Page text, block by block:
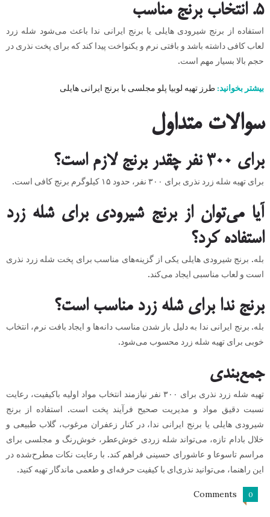
۵. انتخاب برنج مناسب
استفاده از برنج شیرودی هایلی یا برنج ایرانی ندا باعث می‌شود شله زرد
لعاب کافی داشته باشد و بافتی نرم و یکنواخت پیدا کند که برای پخت نذری در
حجم بالا بسیار مهم است.
بیشتر بخوانید: طرز تهیه لوبیا پلو مجلسی با برنج ایرانی هایلی
سوالات متداول
برای ۳۰۰ نفر چقدر برنج لازم است؟
برای تهیه شله زرد نذری برای ۳۰۰ نفر، حدود ۱۵ کیلوگرم برنج کافی است.
آیا می‌توان از برنج شیرودی برای شله زرد
استفاده کرد؟
بله. برنج شیرودی هایلی یکی از گزینه‌های مناسب برای پخت شله زرد نذری
است و لعاب مناسبی ایجاد می‌کند.
برنج ندا برای شله زرد مناسب است؟
بله. برنج ایرانی ندا به دلیل باز شدن مناسب دانه‌ها و ایجاد بافت نرم، انتخاب
خوبی برای تهیه شله زرد محسوب می‌شود.
جمع‌بندی
تهیه شله زرد نذری برای ۳۰۰ نفر نیازمند انتخاب مواد اولیه باکیفیت، رعایت
نسبت دقیق مواد و مدیریت صحیح فرآیند پخت است. استفاده از برنج
شیرودی هایلی یا برنج ایرانی ندا، در کنار زعفران مرغوب، گلاب طبیعی و
خلال بادام تازه، می‌تواند شله زردی خوش‌عطر، خوش‌رنگ و مجلسی برای
مراسم تاسوعا و عاشورای حسینی فراهم کند. با رعایت نکات مطرح‌شده در
این راهنما، می‌توانید نذری‌ای با کیفیت حرفه‌ای و طعمی ماندگار تهیه کنید.
0
Comments